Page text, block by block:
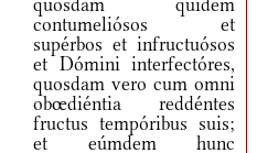
quosdam quidem
contumeliósos et
supérbos et infructuósos
et Dómini interfectóres,
quosdam vero cum omni
obœdiéntia reddéntes
fructus tempóribus suis;
et eúmdem hunc